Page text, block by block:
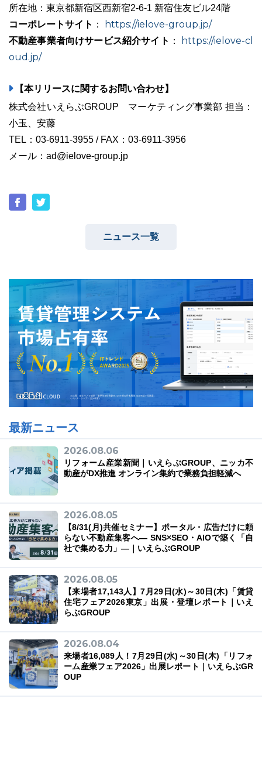
所在地：東京都新宿区西新宿2-6-1 新宿住友ビル24階
コーポレートサイト ：
https://ielove-group.jp/
不動産事業者向けサービス紹介サイト ：
https://ielove-cl
oud.jp/
【本リリースに関するお問い合わせ】
株式会社いえらぶGROUP マーケティング事業部 担当：
小玉、安藤
TEL：03-6911-3955 / FAX：03-6911-3956
メール：ad@ielove-group.jp
ニュース一覧
最新ニュース
2026.08.06
リフォーム産業新聞｜いえらぶGROUP、ニッカ不
動産がDX推進 オンライン集約で業務負担軽減へ
2026.08.05
【8/31(月)共催セミナー】ポータル・広告だけに頼
らない不動産集客へ― SNS×SEO・AIOで築く「自
社で集める力」―｜いえらぶGROUP
2026.08.05
【来場者17,143人】7月29日(水)～30日(木)「賃貸
住宅フェア2026東京」出展・登壇レポート｜いえ
らぶGROUP
2026.08.04
来場者16,089人！7月29日(水)～30日(木)「リフォ
ーム産業フェア2026」出展レポート｜いえらぶGR
OUP